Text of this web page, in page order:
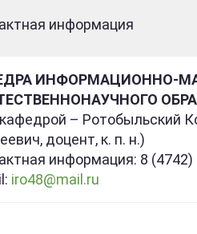
информация
ИНФОРМАЦИОННО-
– Ротобыльский
доцент, к. п. н.)
информация: 8 (4742)
iro48@mail.ru